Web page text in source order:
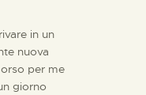
in un
nuova
per me
giorno